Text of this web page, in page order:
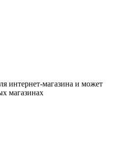
интернет-магазина и может
магазинах